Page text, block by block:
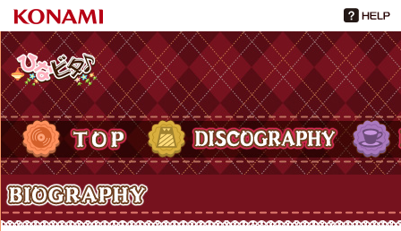
ひなビタ♪
TOP DISCOGRAPHY
Biography